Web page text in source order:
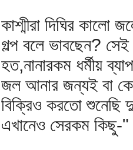
কাশ্মীরা দিঘির
গল্প বলে ভাবছেন?
হত,নানারকম ধর্মীয়
জল আনার জন্যই বা
বিক্রিও করতো শুনেছি
এখানেও সেরকম কিছু-"